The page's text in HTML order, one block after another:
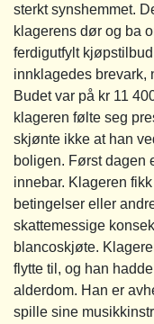
sterkt synshemmet.
klagerens dør og ba
ferdigutfylt
innklagedes brevark,
Budet var på kr 11
klageren følte seg
skjønte ikke at han
boligen. Først dagen
innebar. Klageren
betingelser eller
skattemessige
blancoskjøte.
flytte til, og han
alderdom. Han er
spille sine